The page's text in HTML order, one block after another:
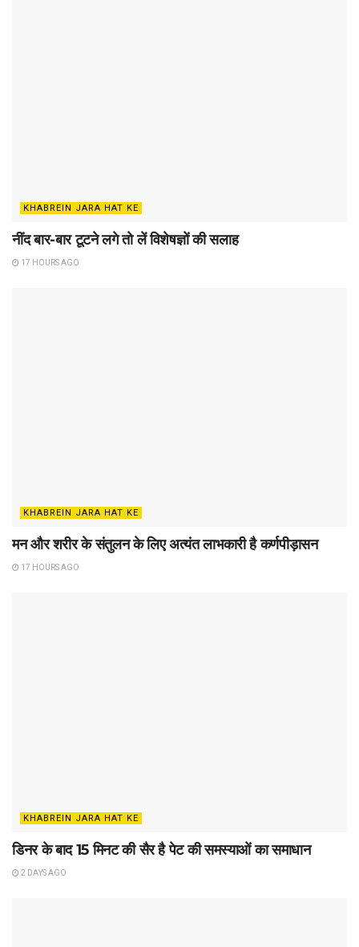
KHABREIN JARA HAT KE
नींद बार-बार टूटने लगे तो लें विशेषज्ञों की सलाह
17 HOURS AGO
KHABREIN JARA HAT KE
मन और शरीर के संतुलन के लिए अत्यंत लाभकारी है कर्णपीड़ासन
17 HOURS AGO
KHABREIN JARA HAT KE
डिनर के बाद 15 मिनट की सैर है पेट की समस्याओं का समाधान
2 DAYS AGO